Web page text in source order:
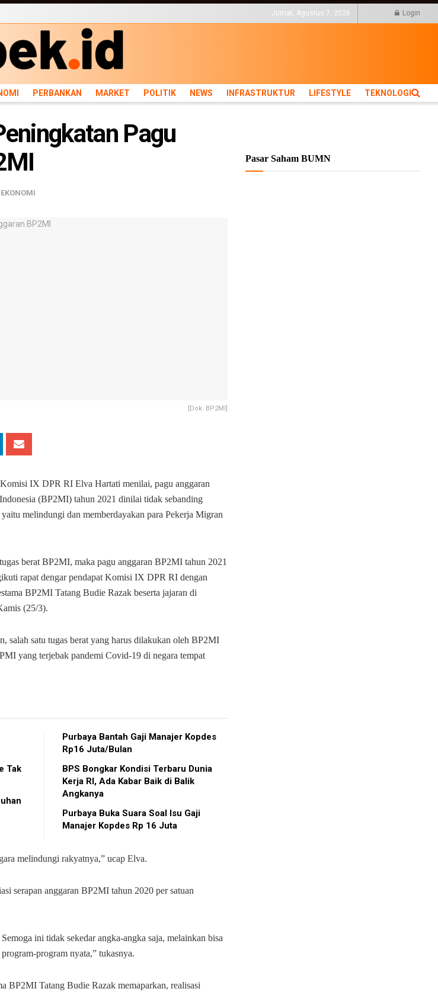
MARKET POLITIK NEWS INFRASTRUKTUR LIFESTYLE
Jumat, Agustus 7, 2026 Login
PERBANKAN MARKET POLITIK NEWS INFRASTRUKTUR LIFESTYLE TEKNOLOGI
Pagu
EKONOMI
[Dok. BP2MI]
IX DPR RI Elva Hartati menilai, pagu anggaran
(BP2MI) tahun 2021 dinilai tidak sebanding
melindungi dan memberdayakan para Pekerja Migran
berat BP2MI, maka pagu anggaran BP2MI tahun 2021
rapat dengar pendapat Komisi IX DPR RI dengan
BP2MI Tatang Budie Razak beserta jajaran di
(25/3).
salah satu tugas berat yang harus dilakukan oleh BP2MI
yang terjebak pandemi Covid-19 di negara tempat
Tak
Purbaya Bantah Gaji Manajer Kopdes
Rp16 Juta/Bulan
BPS Bongkar Kondisi Terbaru Dunia
Kerja RI, Ada Kabar Baik di Balik
Angkanya
Purbaya Buka Suara Soal Isu Gaji
Manajer Kopdes Rp 16 Juta
melindungi rakyatnya,” ucap Elva.
serapan anggaran BP2MI tahun 2020 per satuan
ini tidak sekedar angka-angka saja, melainkan bisa
program nyata,” tukasnya.
BP2MI Tatang Budie Razak memaparkan, realisasi
Pasar Saham BUMN